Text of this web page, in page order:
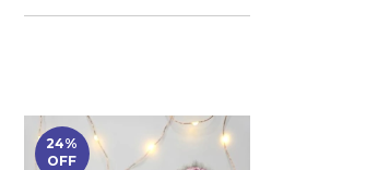
24%
OFF